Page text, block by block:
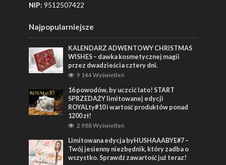
NIP: 9512507422
Najpopularniejsze
KALENDARZ ADWENTOWY CHRISTMAS
WISHES – dawka kosmetycznej magii
przez dwadzieścia cztery dni.
9 144 Wyświetleń
16 powodów, by uczcić lato! START
SPRZEDAŻY limitowanej edycji
ROYALty#10 i wartość produktów ponad
1200 zł!
2 988 Wyświetleń
Limitowana edycja byHUSHAAABYE#7 –
Twój jesienny niezbędnik, który zadba o
wszystko. Sprawdź zawartość już teraz!